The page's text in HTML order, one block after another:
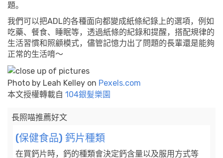
題。
我們可以把ADL的各種面向都變成紙條紀錄上的選項，例如
吃藥、餐食、睡眠等，透過紙條的紀錄和提醒，搭配規律的
生活習慣和照顧模式，儘管記憶力出了問題的長輩還是能夠
正常的生活唷～
Photo by Leah Kelley on Pexels.com
本文授權轉載自 104銀髮樂園
長照喵推薦好文
(保健食品) 鈣片種類
在買鈣片時，鈣的種類會決定鈣含量以及服用方式等